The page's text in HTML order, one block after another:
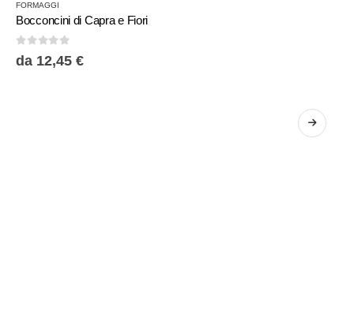
FORMAGGI
Bocconcini di Capra e Fiori
0Su 5
da 12,45 €